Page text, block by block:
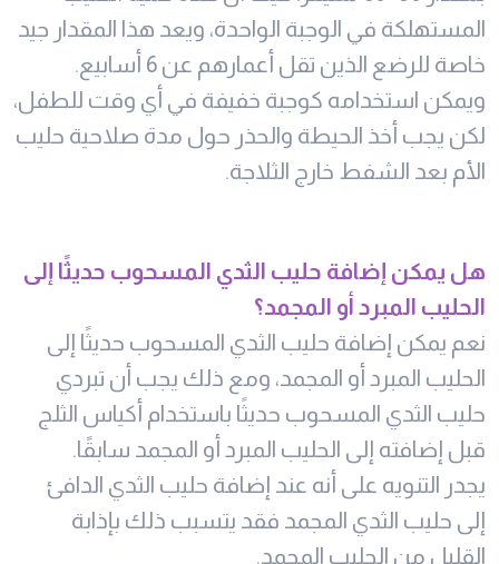
المستهلكة في الوجبة الواحدة، ويعد هذا المقدار جيد
خاصة للرضع الذين تقل أعمارهم عن 6 أسابيع.
ويمكن استخدامه كوجبة خفيفة في أي وقت للطفل،
لكن يجب أخذ الحيطة والحذر حول مدة صلاحية حليب
الأم بعد الشفط خارج الثلاجة.
هل يمكن إضافة حليب الثدي المسحوب حديثًا إلى
الحليب المبرد أو المجمد؟
نعم يمكن إضافة حليب الثدي المسحوب حديثًا إلى
الحليب المبرد أو المجمد، ومع ذلك يجب أن تبردي
حليب الثدي المسحوب حديثًا باستخدام أكياس الثلج
قبل إضافته إلى الحليب المبرد أو المجمد سابقًا.
يجدر التنويه على أنه عند إضافة حليب الثدي الدافئ
إلى حليب الثدي المجمد فقد يتسبب ذلك بإذابة
القليل من الحليب المجمد.